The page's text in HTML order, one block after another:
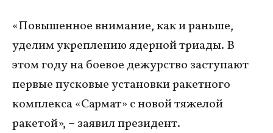
«Повышенное внимание, как и раньше,
уделим укреплению ядерной триады. В
этом году на боевое дежурство заступают
первые пусковые установки ракетного
комплекса «Сармат» с новой тяжелой
ракетой», – заявил президент.